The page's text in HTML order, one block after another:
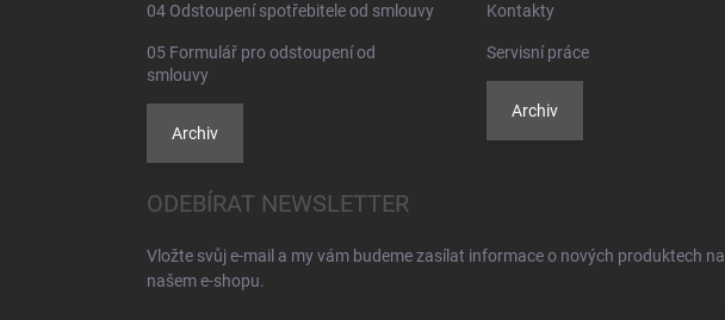
04 Odstoupení spotřebitele od smlouvy
05 Formulář pro odstoupení od
smlouvy
Archiv
Kontakty
Servisní práce
Archiv
ODEBÍRAT NEWSLETTER
Vložte svůj e-mail a my vám budeme zasílat informace o nových produktech na
našem e-shopu.